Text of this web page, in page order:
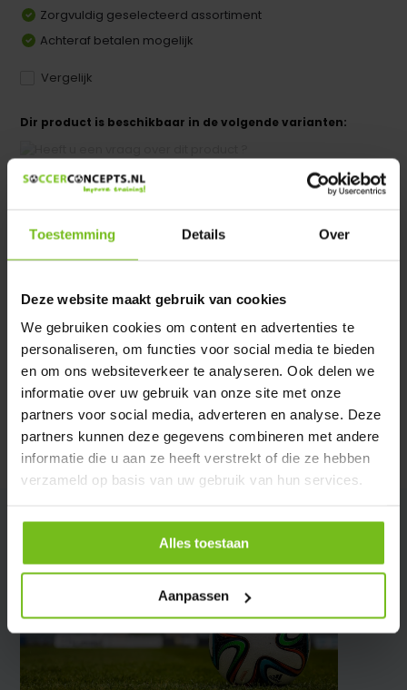
Toestemming Details Over
Deze website maakt gebruik van cookies
We gebruiken cookies om content en advertenties te
personaliseren, om functies voor social media te bieden
en om ons websiteverkeer te analyseren. Ook delen we
informatie over uw gebruik van onze site met onze
partners voor social media, adverteren en analyse. Deze
partners kunnen deze gegevens combineren met andere
informatie die u aan ze heeft verstrekt of die ze hebben
verzameld op basis van uw gebruik van hun services.
Alles toestaan
Aanpassen
Zorgvuldig geselecteerd assortiment
Achteraf betalen mogelijk
Vergelijk
Dir product is beschikbaar in de volgende varianten:
We helpen u graag met meer informatie
Specificaties
Reviews
Delen